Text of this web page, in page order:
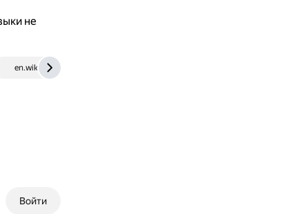
не
en.wikipedia.org
Войти